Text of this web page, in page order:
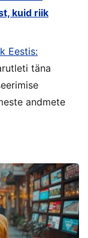
kuid riik
Eestis:
täna
andmete